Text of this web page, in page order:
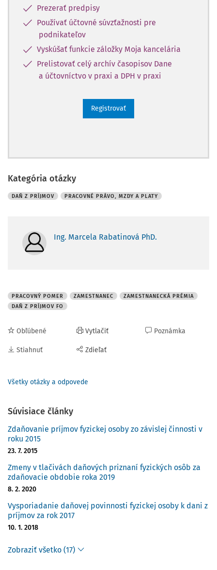
Prezerať predpisy
Používať účtovné súvzťažnosti pre
podnikateľov
Vyskúšať funkcie záložky Moja kancelária
Prelistovať celý archív časopisov Dane
a účtovníctvo v praxi a DPH v praxi
Registrovať
Kategória otázky
DAŇ Z PRÍJMOV PRACOVNÉ PRÁVO, MZDY A PLATY
Ing. Marcela Rabatinová PhD.
PRACOVNÝ POMER ZAMESTNANEC
ZAMESTNANECKÁ PRÉMIA
DAŇ Z PRÍJMOV FO
Obľúbené
Stiahnuť
Vytlačiť
Zdieľať
Poznámka
Všetky otázky a odpovede
Súvisiace články
Zdaňovanie príjmov fyzickej osoby zo závislej činnosti v
roku 2015
23. 7. 2015
Zmeny v tlačivách daňových priznaní fyzických osôb za
zdaňovacie obdobie roka 2019
8. 2. 2020
Vysporiadanie daňovej povinnosti fyzickej osoby k dani z
príjmov za rok 2017
10. 1. 2018
Zobraziť všetko (17)